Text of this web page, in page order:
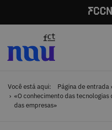
Você está aqui: Página de entrada
«O conhecimento das
das empresas»